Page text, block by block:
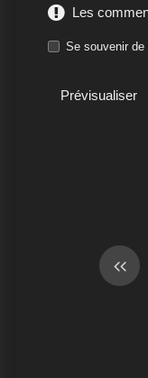
Les
Se souvenir de